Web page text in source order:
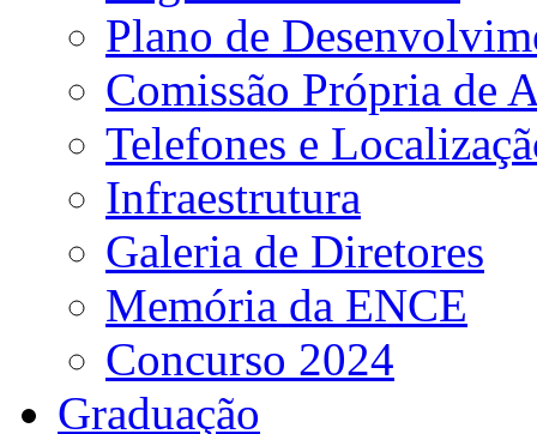
Plano de
Comissão Própria de
Telefones e
Infraestrutura
Galeria de Diretores
Memória da ENCE
Concurso 2024
Graduação